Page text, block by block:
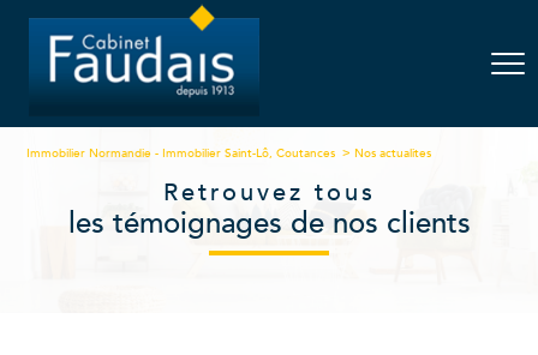
Immobilier Normandie - Immobilier Saint-Lô, Coutances Nos actualites
Retrouvez tous
les témoignages de nos clients